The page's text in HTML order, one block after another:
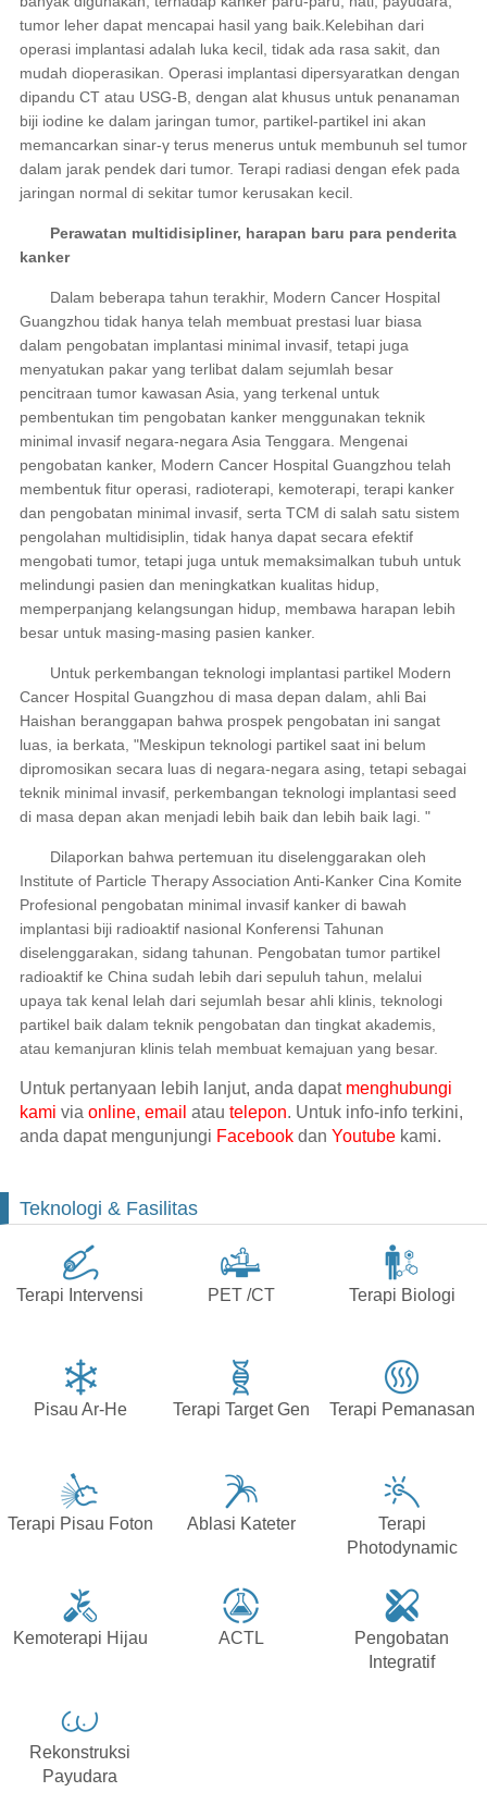
tumor leher dapat mencapai hasil yang baik.Kelebihan dari
operasi implantasi adalah luka kecil, tidak ada rasa sakit, dan
mudah dioperasikan. Operasi implantasi dipersyaratkan dengan
dipandu CT atau USG-B, dengan alat khusus untuk penanaman
biji iodine ke dalam jaringan tumor, partikel-partikel ini akan
memancarkan sinar-γ terus menerus untuk membunuh sel tumor
dalam jarak pendek dari tumor. Terapi radiasi dengan efek pada
jaringan normal di sekitar tumor kerusakan kecil.
Perawatan multidisipliner, harapan baru para penderita
kanker
Dalam beberapa tahun terakhir, Modern Cancer Hospital
Guangzhou tidak hanya telah membuat prestasi luar biasa
dalam pengobatan implantasi minimal invasif, tetapi juga
menyatukan pakar yang terlibat dalam sejumlah besar
pencitraan tumor kawasan Asia, yang terkenal untuk
pembentukan tim pengobatan kanker menggunakan teknik
minimal invasif negara-negara Asia Tenggara. Mengenai
pengobatan kanker, Modern Cancer Hospital Guangzhou telah
membentuk fitur operasi, radioterapi, kemoterapi, terapi kanker
dan pengobatan minimal invasif, serta TCM di salah satu sistem
pengolahan multidisiplin, tidak hanya dapat secara efektif
mengobati tumor, tetapi juga untuk memaksimalkan tubuh untuk
melindungi pasien dan meningkatkan kualitas hidup,
memperpanjang kelangsungan hidup, membawa harapan lebih
besar untuk masing-masing pasien kanker.
Untuk perkembangan teknologi implantasi partikel Modern
Cancer Hospital Guangzhou di masa depan dalam, ahli Bai
Haishan beranggapan bahwa prospek pengobatan ini sangat
luas, ia berkata, "Meskipun teknologi partikel saat ini belum
dipromosikan secara luas di negara-negara asing, tetapi sebagai
teknik minimal invasif, perkembangan teknologi implantasi seed
di masa depan akan menjadi lebih baik dan lebih baik lagi. "
Dilaporkan bahwa pertemuan itu diselenggarakan oleh
Institute of Particle Therapy Association Anti-Kanker Cina Komite
Profesional pengobatan minimal invasif kanker di bawah
implantasi biji radioaktif nasional Konferensi Tahunan
diselenggarakan, sidang tahunan. Pengobatan tumor partikel
radioaktif ke China sudah lebih dari sepuluh tahun, melalui
upaya tak kenal lelah dari sejumlah besar ahli klinis, teknologi
partikel baik dalam teknik pengobatan dan tingkat akademis,
atau kemanjuran klinis telah membuat kemajuan yang besar.
Untuk pertanyaan lebih lanjut, anda dapat menghubungi
kami via online, email atau telepon. Untuk info-info terkini,
anda dapat mengunjungi Facebookdan Youtubekami.
Teknologi & Fasilitas
Terapi Intervensi PET /CT Terapi Biologi
Pisau Ar-He Terapi Target Gen Terapi Pemanasan
Terapi Pisau Foton Ablasi Kateter
Terapi
Photodynamic
Kemoterapi Hijau ACTL
Pengobatan
Integratif
Rekonstruksi
Payudara